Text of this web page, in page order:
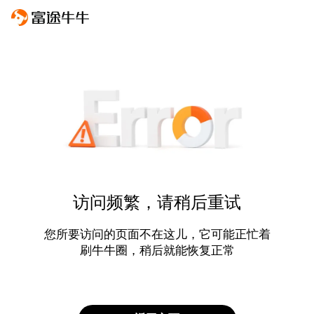
访问频繁，请稍后重试
您所要访问的页面不在这儿，它可能正忙着
刷牛牛圈，稍后就能恢复正常